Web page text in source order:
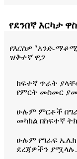
የደንበኛ እርካታ
የእርስዎ "አንድ-
ዝቅተኛ ዋጋ
ከፍተኛ ጥራት
የምርት መስመር
ሁሉም ምርቶች
መካከል በከፍተኛ
ሁሉም የግራፍ
ደረጃዎችን ያሟላሉ.